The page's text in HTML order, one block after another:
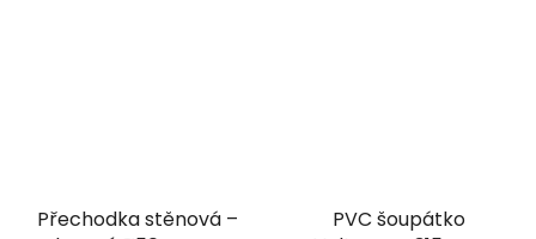
Přechodka stěnová –
PVC šoupátko